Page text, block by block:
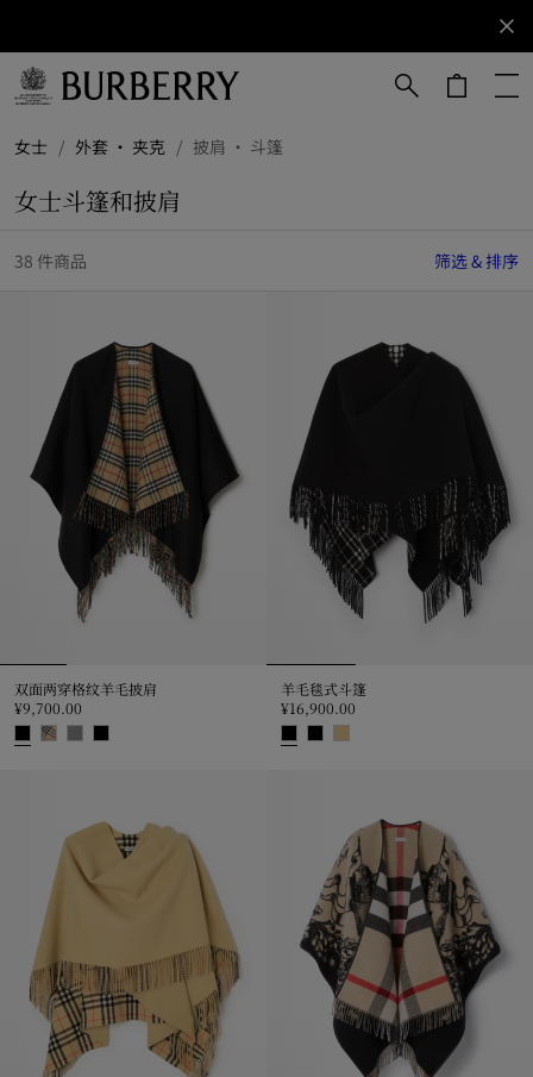
订阅获取
Burberry
品牌资
女士 / 外套 · 夹克 / 披肩 · 斗篷
女士斗篷和披肩
38 件商品 筛选 & 排序
双面两穿格纹羊毛披肩
¥9,700.00
羊毛毯式斗篷
¥16,900.00